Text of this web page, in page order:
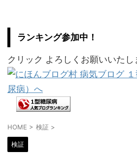
ランキング参加中！
クリック よろしくお願いいたし
HOME > 検証 >
検証